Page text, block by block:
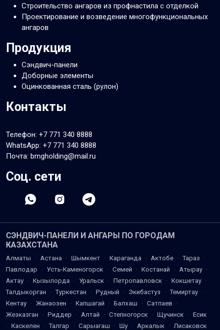
Строительство ангаров из профнастила с отделкой
Проектирование и возведение многофункциональных
ангаров
Продукция
Сэндвич-панели
Доборные элементы
Оцинкованная сталь (рулон)
Контакты
Телефон: +7 771 340 8888
WhatsApp: +7 771 340 8888
Почта: bmgholding@mail.ru
Соц. сети
СЭНДВИЧ-ПАНЕЛИ И АНГАРЫ ПО ГОРОДАМ
КАЗАХСТАНА
Алматы · Астана · Шымкент · Караганда · Актобе · Тараз
·
Павлодар
· Усть-Каменогорск · Семей · Костанай · Атырау ·
Актау · Кызылорда · Уральск · Петропавловск · Кокшетау ·
Талдыкорган
· Туркестан · Рудный · Экибастуз · Темиртау ·
Кентау · Жанаозен · Капшагай · Балхаш · Сатпаев
·
Жезказган
· Риддер · Алтай · Степногорск · Щучинск · Есик
· Каскелен · Талгар · Сарыагаш · Шу · Аркалык · Лисаковск